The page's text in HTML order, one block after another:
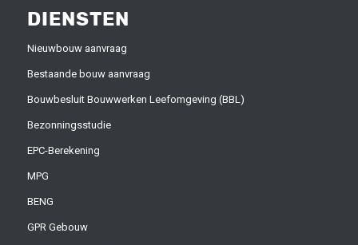
DIENSTEN
Nieuwbouw aanvraag
Bestaande bouw aanvraag
Bouwbesluit Bouwwerken Leefomgeving (BBL)
Bezonningsstudie
EPC-Berekening
MPG
BENG
GPR Gebouw